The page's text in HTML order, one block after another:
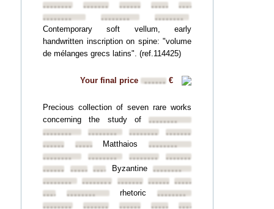
••••••••
•••••••• •••••••• ••••••••••••••••
••••••••
••••••••
••••••••
Contemporary soft vellum, early
handwritten inscription on spine: "volume
de mélanges grecs latins". (ref.114425)
Your final price •••••• €
Precious collection of seven rare works
concerning the study of ••••••••
••••••••
•••••••• ••••••••
••••••••
••••••••
••••••••Matthaios••••••••
••••••••
•••••••• ••••••••
••••••••
••••••••••••••••••••••••Byzantine ••••••••
••••••••
•••••••• •••••••• ••••••••••••••••
•••••••••••••••• rhetoric••••••••